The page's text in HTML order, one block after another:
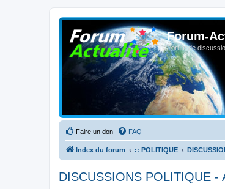
Forum-
Forum de
Faire un don FAQ
Index du forum :: POLITIQUE
DISCUSSIONS POLITIQUE -